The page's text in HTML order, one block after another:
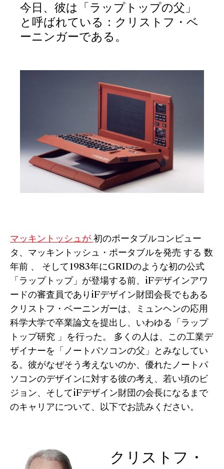
今日、彼は「ラップトップの父」
と呼ばれている：クリストフ・ベ
ーニンガーである。
マッキントッシュが 初のポータブルコンピュー
タ、マッキントッシュ・ポータブルを発売 する 数
年前 、 そして1983年にGRIDのような初の公式
「ラップトップ」が登場する前、iFデザインアワ
ードの審査員でありiFデザイン財団会長でもある
クリストフ・ベーニンガーは、ミュンヘンの応用
科学大学で卒業論文を提出し、いわゆる「ラップ
トップ研究 」を行った。 多くの人は、この工業デ
ザイナーを「ノートパソコンの父」とみなしてい
る。彼がなぜそう考えないのか、優れたノートパ
ソコンのデザインに対する彼の考え、若い頃のビ
ジョン、そしてiFデザイン財団の会長になるまで
のキャリアについて、以下でお読みください。
クリストフ・